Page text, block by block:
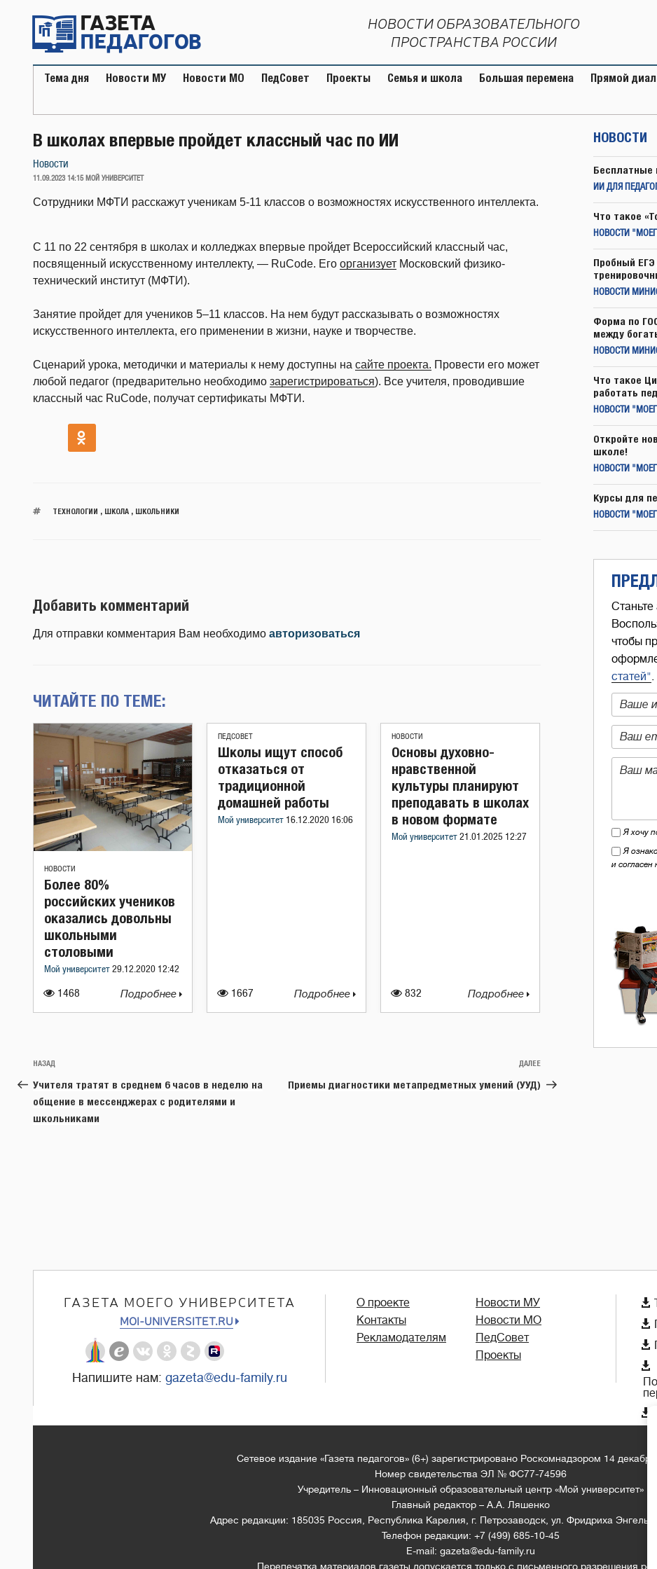
содержимому
НОВОСТИ ОБРАЗОВАТЕЛЬНОГО
ПРОСТРАНСТВА РОССИИ
Тема дня Новости МУ Новости МО ПедСовет Проекты Семья и школа Большая перемена Прямой
В школах впервые пройдет классный час по ИИ
Новости
ОПУБЛИКОВАНО
11.09.2023 14:15 МОЙ УНИВЕРСИТЕТ
Сотрудники МФТИ расскажут ученикам 5-11 классов о возможностях искусственного интеллекта.
С 11 по 22 сентября в школах и колледжах впервые пройдет Всероссийский классный час,
посвященный искусственному интеллекту, — RuCode. Его организует Московский физико-
технический институт (МФТИ).
Занятие пройдет для учеников 5–11 классов. На нем будут рассказывать о возможностях
искусственного интеллекта, его применении в жизни, науке и творчестве.
Сценарий урока, методички и материалы к нему доступны на сайте проекта. Провести его может
любой педагог (предварительно необходимо зарегистрироваться). Все учителя, проводившие
классный час RuCode, получат сертификаты МФТИ.
ТЕХНОЛОГИИ ШКОЛА, ШКОЛЬНИКИ
Добавить комментарий
Для отправки комментария Вам необходимо авторизоваться
ЧИТАЙТЕ ПО ТЕМЕ:
НОВОСТИ
1468
Более 80%
российских учеников
оказались довольны
школьными
столовыми
Мой университет 29.12.2020 12:42
Подробнее
ПЕДСОВЕТ
1667
Школы ищут способ
отказаться от
традиционной
домашней работы
Мой университет 16.12.2020 16:06
Подробнее
НОВОСТИ
832
Основы духовно-
нравственной
культуры планируют
преподавать в школах
в новом формате
Мой университет 21.01.2025 12:27
Подробнее
Навигация
по
записям
Предыдущая
запись:
НАЗАД
Учителя тратят в среднем 6 часов в неделю на
общение в мессенджерах с родителями и
школьниками
Следующая
запись
ДАЛЕЕ
Приемы диагностики метапредметных умений (УУД)
НОВОСТИ
Бесплатные
ИИ ДЛЯ
Что такое
НОВОСТИ
Пробный
НОВОСТИ
Форма по
между
НОВОСТИ
Что такое
работать
НОВОСТИ
Откройте
школе!
НОВОСТИ
Курсы для
НОВОСТИ
Станьте
чтобы
статей".
Я хочу
Я
и
ГАЗЕТА МОЕГО УНИВЕРСИТЕТА
MOI-UNIVERSITET.RU
Напишите нам: gazeta@edu-family.ru
О проекте
Контакты
Рекламодателям
Новости МУ
Новости МО
ПедСовет
Проекты





Сетевое издание «Газета педагогов» (6+) зарегистрировано Роскомнадзором 14
Номер свидетельства ЭЛ № ФС77-74596
Учредитель – Инновационный образовательный центр «Мой университет»
Главный редактор – А.А. Ляшенко
Адрес редакции: 185035 Россия, Республика Карелия, г. Петрозаводск, ул. Фридриха
Телефон редакции: +7 (499) 685-10-45
E-mail: gazeta@edu-family.ru
Перепечатка материалов газеты допускается только c письменного разрешения